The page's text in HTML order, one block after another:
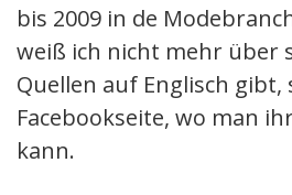
bis 2009 in de
weiß ich nicht mehr über
Quellen auf Englisch gibt,
Facebookseite, wo man
kann.